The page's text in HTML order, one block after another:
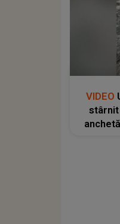
VIDEO
stârnit